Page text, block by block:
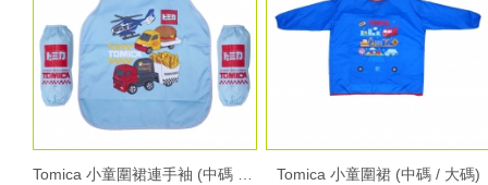
Tomica 小童圍裙連手袖 (中碼 / 大碼)
Tomica 小童圍裙 (中碼 / 大碼)